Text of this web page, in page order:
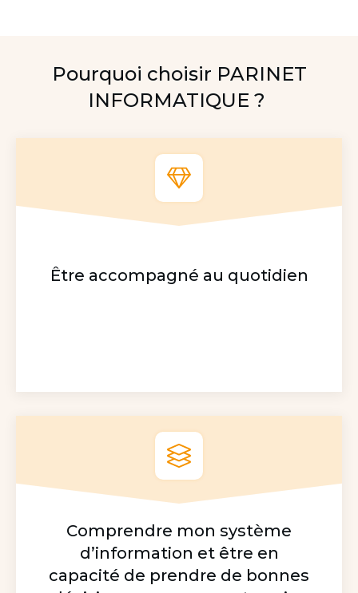
Pourquoi choisir PARINET
INFORMATIQUE ?
Être accompagné au quotidien
Comprendre mon système
d’information et être en
capacité de prendre de bonnes